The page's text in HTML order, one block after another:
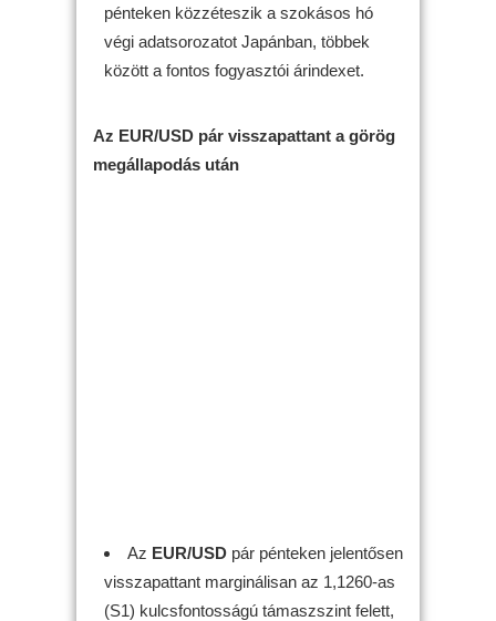
pénteken közzéteszik a szokásos hó
végi adatsorozatot Japánban, többek
között a fontos fogyasztói árindexet.
Az EUR/USD pár visszapattant a görög
megállapodás után
Az EUR/USD pár pénteken jelentősen
visszapattant marginálisan az 1,1260-as
(S1) kulcsfontosságú támaszszint felett,